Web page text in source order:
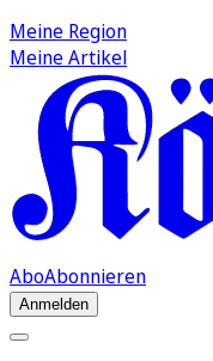
Meine Region
Meine Artikel
AboAbonnieren
Anmelden